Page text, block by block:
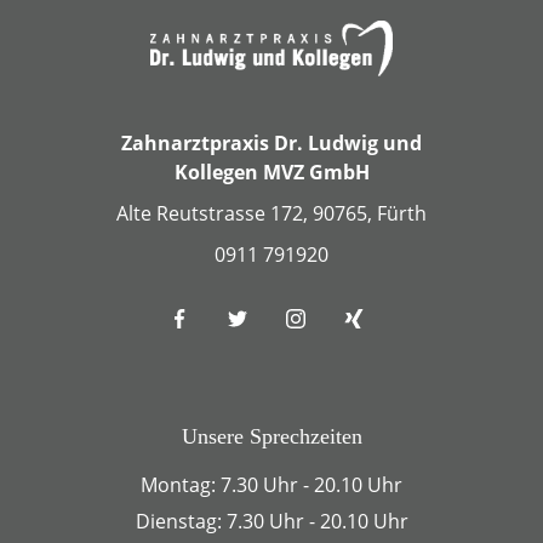
Zahnarztpraxis Dr. Ludwig und
Kollegen MVZ GmbH
Alte Reutstrasse 172, 90765, Fürth
0911 791920
Unsere Sprechzeiten
Montag: 7.30 Uhr - 20.10 Uhr
Dienstag: 7.30 Uhr - 20.10 Uhr